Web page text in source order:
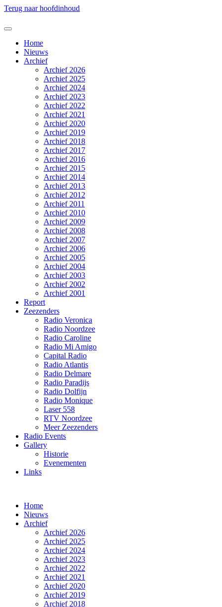
Terug naar hoofdinhoud
Home
Nieuws
Archief
Archief 2026
Archief 2025
Archief 2024
Archief 2023
Archief 2022
Archief 2021
Archief 2020
Archief 2019
Archief 2018
Archief 2017
Archief 2016
Archief 2015
Archief 2014
Archief 2013
Archief 2012
Archief 2011
Archief 2010
Archief 2009
Archief 2008
Archief 2007
Archief 2006
Archief 2005
Archief 2004
Archief 2003
Archief 2002
Archief 2001
Report
Zeezenders
Radio Veronica
Radio Noordzee
Radio Caroline
Radio Mi Amigo
Capital Radio
Radio Atlantis
Radio Delmare
Radio Paradijs
Radio Dolfijn
Radio Monique
Laser 558
RTV Noordzee
Meer Zeezenders
Radio Events
Gallery
Historie
Evenementen
Links
Home
Nieuws
Archief
Archief 2026
Archief 2025
Archief 2024
Archief 2023
Archief 2022
Archief 2021
Archief 2020
Archief 2019
Archief 2018